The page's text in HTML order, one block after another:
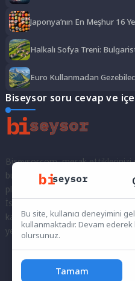
Japonya’nın En Meşhur 16
Halkalı Sofya Treni:
Euro Kullanmadan
Biseysor soru cevap ve
Biseysor.com, merak ettiklerinizi
bulunmak ve fikirlerinizi
platformdur.
İster kayıtlı bir kullanıcı olarak
kalarak sorularınızı yöneltin;
yer var. Bilgiyi keşfetmek ve
Bu site, kullanıcı deneyimini
kullanmaktadır. Devam
olursunuz.
Tamam